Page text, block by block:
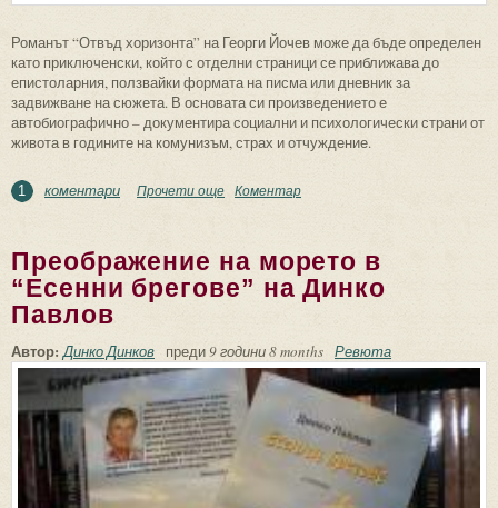
Романът “Отвъд хоризонта” на Георги Йочев може да бъде определен
като приключенски, който с отделни страници се приближава до
епистоларния, ползвайки формата на писма или дневник за
задвижване на сюжета. В основата си произведението е
автобиографично – документира социални и психологически страни от
живота в годините на комунизъм, страх и отчуждение.
1 коментари Прочети още about Романът “Отвъд хоризонта” на
Коментар
Преображение на морето в
“Есенни брегове” на Динко
Павлов
Автор:Динко Динков преди9 години 8 months Ревюта